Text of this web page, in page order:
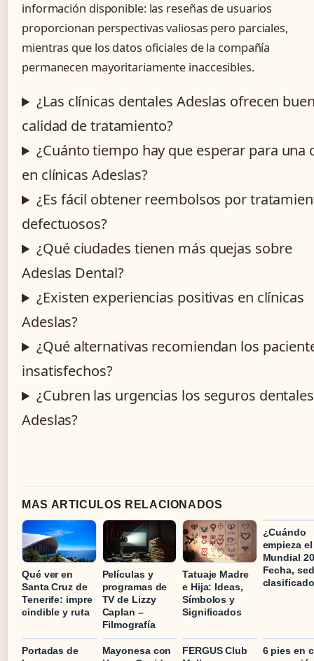
información disponible: las reseñas de usuarios
proporcionan perspectivas valiosas pero parciales,
mientras que los datos oficiales de la compañía
permanecen mayoritariamente inaccesibles.
¿Las clínicas dentales Adeslas ofrecen
calidad de tratamiento?
¿Cuánto tiempo hay que esperar para una
en clínicas Adeslas?
¿Es fácil obtener reembolsos por
defectuosos?
¿Qué ciudades tienen más quejas sobre
Adeslas Dental?
¿Existen experiencias positivas en clínicas
Adeslas?
¿Qué alternativas recomiendan los
insatisfechos?
¿Cubren las urgencias los seguros dentales
Adeslas?
MAS ARTICULOS RELACIONADOS
Qué ver en
Santa Cruz de
Tenerife: impre
cindible y ruta
Películas y
programas de
TV de Lizzy
Caplan –
Filmografía
Tatuaje Madre
e Hija: Ideas,
Símbolos y
Significados
¿Cuándo
empieza el
Mundial
Fecha,
Portadas de
Mayonesa con
FERGUS Club
6 pies en